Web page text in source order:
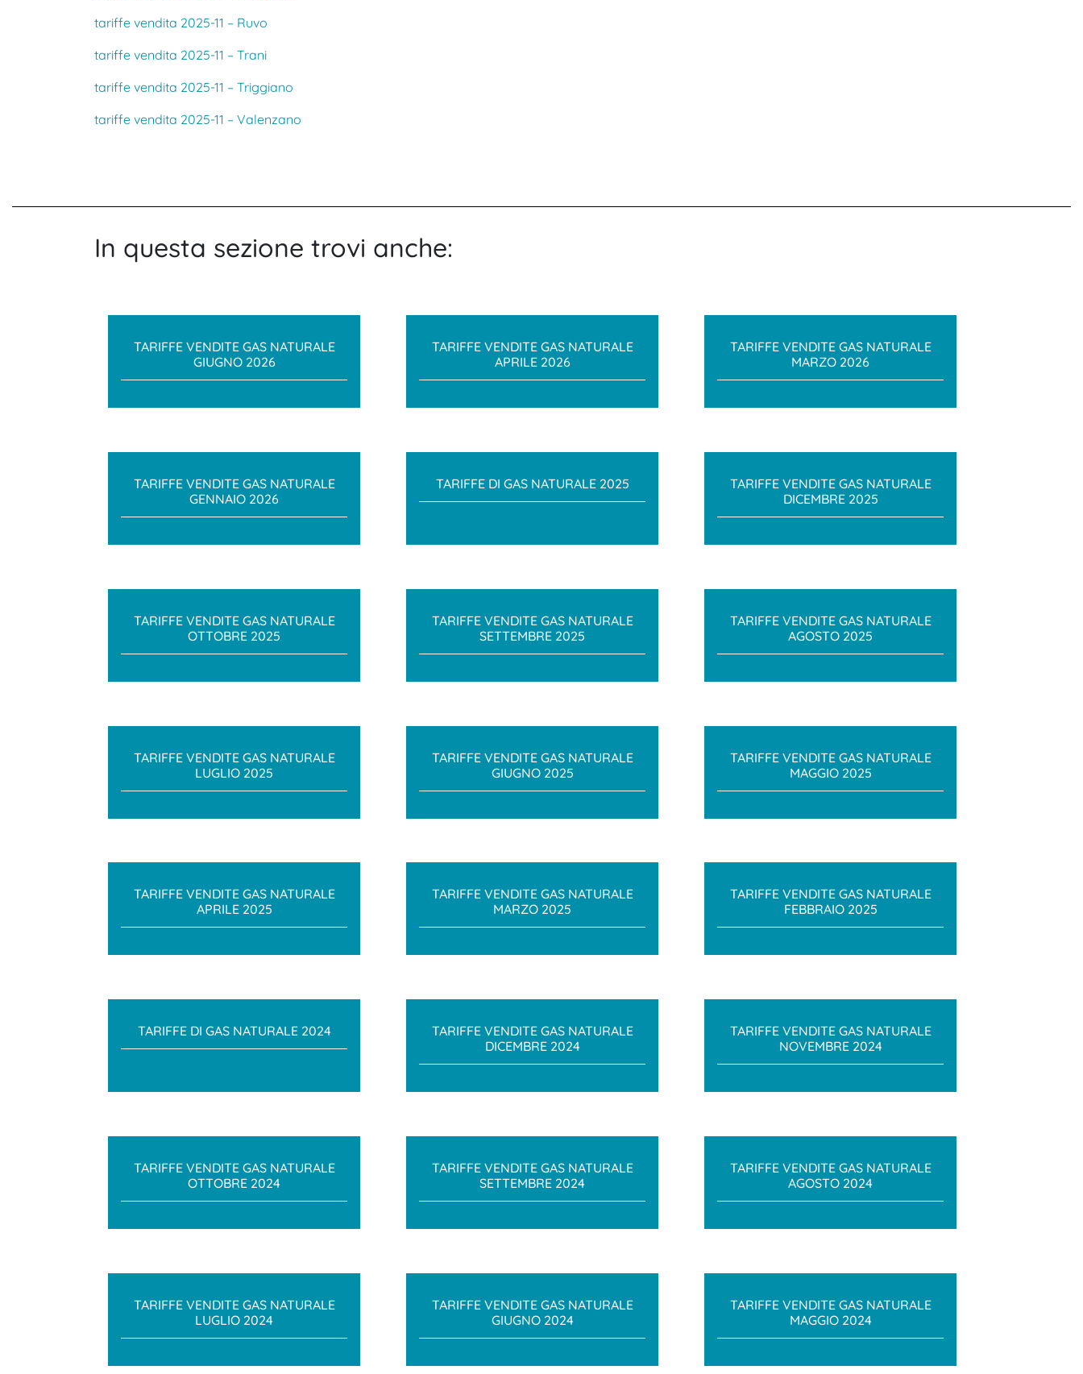
tariffe vendita 2025-11 – Ruvo
tariffe vendita 2025-11 – Trani
tariffe vendita 2025-11 – Triggiano
tariffe vendita 2025-11 – Valenzano
In questa sezione trovi anche:
TARIFFE VENDITE GAS NATURALE
GIUGNO 2026
TARIFFE VENDITE GAS NATURALE
APRILE 2026
TARIFFE VENDITE GAS NATURALE
MARZO 2026
TARIFFE VENDITE GAS NATURALE
GENNAIO 2026
TARIFFE DI GAS NATURALE 2025
TARIFFE VENDITE GAS NATURALE
DICEMBRE 2025
TARIFFE VENDITE GAS NATURALE
OTTOBRE 2025
TARIFFE VENDITE GAS NATURALE
SETTEMBRE 2025
TARIFFE VENDITE GAS NATURALE
AGOSTO 2025
TARIFFE VENDITE GAS NATURALE
LUGLIO 2025
TARIFFE VENDITE GAS NATURALE
GIUGNO 2025
TARIFFE VENDITE GAS NATURALE
MAGGIO 2025
TARIFFE VENDITE GAS NATURALE
APRILE 2025
TARIFFE VENDITE GAS NATURALE
MARZO 2025
TARIFFE VENDITE GAS NATURALE
FEBBRAIO 2025
TARIFFE DI GAS NATURALE 2024
TARIFFE VENDITE GAS NATURALE
DICEMBRE 2024
TARIFFE VENDITE GAS NATURALE
NOVEMBRE 2024
TARIFFE VENDITE GAS NATURALE
OTTOBRE 2024
TARIFFE VENDITE GAS NATURALE
SETTEMBRE 2024
TARIFFE VENDITE GAS NATURALE
AGOSTO 2024
TARIFFE VENDITE GAS NATURALE
LUGLIO 2024
TARIFFE VENDITE GAS NATURALE
GIUGNO 2024
TARIFFE VENDITE GAS NATURALE
MAGGIO 2024